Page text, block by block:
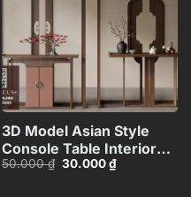
3D Model Asian Style
Console Table Interior
with Decorative
50.000₫ Giá
30.000₫Giá
hiện